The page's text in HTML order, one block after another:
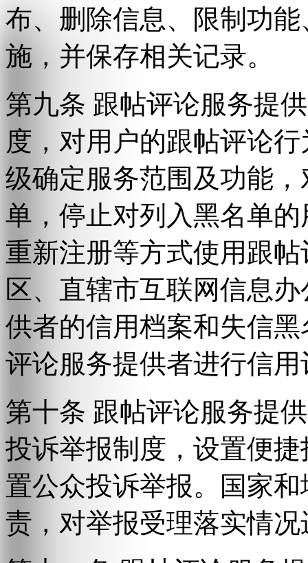
布、删除信息、限制功
施，并保存相关记录。
第九条 跟帖评论服务提
度，对用户的跟帖评论
级确定服务范围及功能
单，停止对列入黑名单
重新注册等方式使用跟
区、直辖市互联网信息
供者的信用档案和失信
评论服务提供者进行信用
第十条 跟帖评论服务提
投诉举报制度，设置便
置公众投诉举报。国家
责，对举报受理落实情